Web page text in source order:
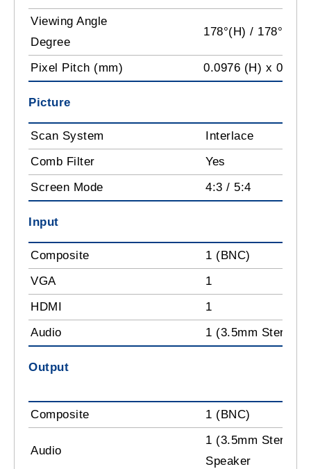
Viewing Angle
Degree
178°(H) / 178°(V)
Pixel Pitch (mm) 0.0976 (H) x
Picture
Scan System
Interlace
Comb Filter
Yes
Screen Mode
4:3 / 5:4
Input
Composite
1 (BNC)
VGA
1
HDMI
1
Audio
1 (3.5mm Stereo
Output
Composite 1 (BNC)
Audio
1 (3.5mm Stereo
Speaker